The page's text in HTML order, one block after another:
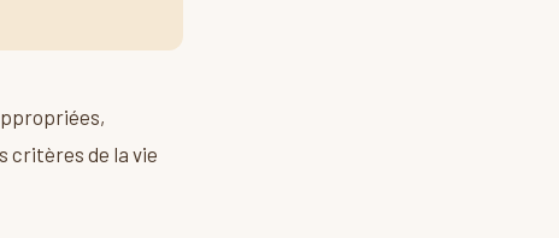
critères de la vie